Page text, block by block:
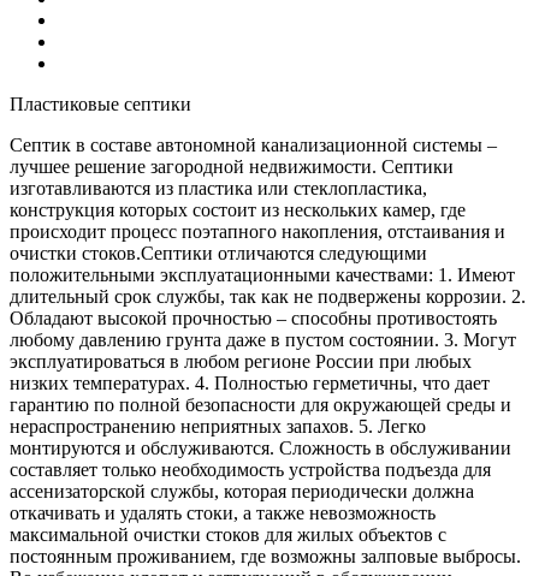
Пластиковые септики
Септик в составе автономной канализационной системы –
лучшее решение загородной недвижимости. Септики
изготавливаются из пластика или стеклопластика,
конструкция которых состоит из нескольких камер, где
происходит процесс поэтапного накопления, отстаивания и
очистки стоков.Септики отличаются следующими
положительными эксплуатационными качествами: 1. Имеют
длительный срок службы, так как не подвержены коррозии. 2.
Обладают высокой прочностью – способны противостоять
любому давлению грунта даже в пустом состоянии. 3. Могут
эксплуатироваться в любом регионе России при любых
низких температурах. 4. Полностью герметичны, что дает
гарантию по полной безопасности для окружающей среды и
нераспространению неприятных запахов. 5. Легко
монтируются и обслуживаются. Сложность в обслуживании
составляет только необходимость устройства подъезда для
ассенизаторской службы, которая периодически должна
откачивать и удалять стоки, а также невозможность
максимальной очистки стоков для жилых объектов с
постоянным проживанием, где возможны залповые выбросы.